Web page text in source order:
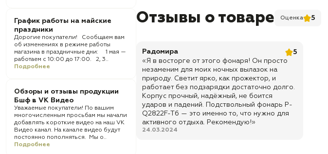
График работы на майские
праздники
Дорогие покупатели! Сообщаем вам
об изменениях в режиме работы
магазина в праздничные дни: 1 мая —
работаем с 10:00 до 17:00. 2, 3..
Подробнее
Обзоры и отзывы продукции
Бшф в VK Видео
Уважаемые покупатели! По вашим
многочисленным просьбам мы начали
добавлять короткие видео на наш VK
Видео канал. На канале видео будут
постоянно пополняться. Мы о..
Подробнее
Отзывы о товаре Оценка 5
Радомира
5
«Я в восторге от этого фонаря! Он просто
незаменим для моих ночных вылазок на
природу. Светит ярко, как прожектор, и
работает без подзарядки достаточно долго.
Корпус прочный, надёжный, не боится
ударов и падений. Подствольный фонарь P-
Q2822F-T6 — это именно то, что нужно для
активного отдыха. Рекомендую!»
24.03.2024